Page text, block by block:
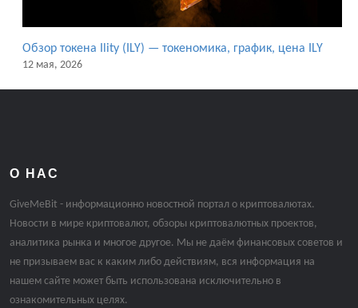
Обзор токена Ility (ILY) — токеномика, график, цена ILY
12 мая, 2026
О НАС
GiveMeBit - информационно новостной портал о криптовалютах.
Новости в мире криптовалют, обзоры криптовалютных проектов,
аналитика рынка и многое другое. Мы не даём финансовых советов и
не призываем вас к каким либо действиям, вся информация на
нашем сайте может быть использована исключительно в
ознакомительных целях.